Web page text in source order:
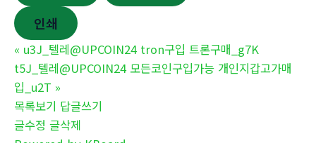
인쇄
« u3J_텔레@UPCOIN24 tron구입 트론구매_g7K
t5J_텔레@UPCOIN24 모든코인구입가능 개인지갑고가매
입_u2T »
목록보기 답글쓰기
글수정 글삭제